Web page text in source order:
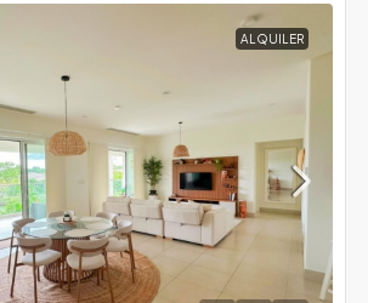
ALQUILER